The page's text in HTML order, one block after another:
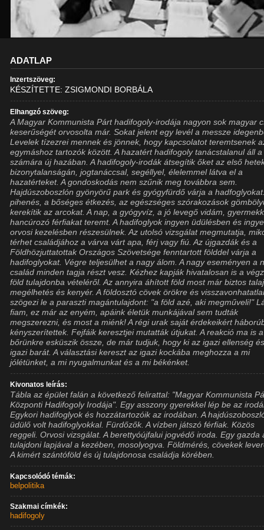
ADATLAP
Inzertszöveg:
KÉSZÍTETTE: ZSIGMONDI BORBÁLA
Elhangzó szöveg:
A Magyar Kommunista Párt hadifogoly-irodája nagyon sok magyar
keserűségét orvosolta már. Sokat jelent egy levél a messze
Levelek tízezrei mennek és jönnek, hogy kapcsolatot teremtsenek
egymáshoz tartozók között. A hazatért hadifogoly tanácstalanul áll a
számára új hazában. A hadifogoly-irodák átsegítik őket az első
bizonytalanságán, jogtanáccsal, segéllyel, élelemmel látva el a
hazatérteket. A gondoskodás nem szűnik meg továbbra sem.
Hajdúszoboszlón gyönyörű park és gyógyfürdő várja a
pihenés, a bőséges étkezés, az egészséges szórakozások
kerekítik az arcokat. A nap, a gyógyvíz, a jó levegő vidám,
hancúrozó férfiakat teremt. A hadifoglyok ingyen üdülésben és
orvosi kezelésben részesülnek. Az utolsó vizsgálat megmutatja,
térhet családjához a várva várt apa, férj vagy fiú. Az újgazdák és a
Földhözjuttatottak Országos Szövetsége fenntartott földdel várja a
hadifoglyokat. Végre teljesülhet a nagy álom. A nagy eseményen a
család minden tagja részt vesz. Kézhez kapják hivatalosan is a
föld tulajdonba vételéről. Az annyira áhított föld most már biztos
megélhetés és kenyér. A földosztó cövek örökre és
szögezi le a paraszti magántulajdont: "a föld azé, aki megműveli!"
fiam, ez már az enyém, apáink életük munkájával sem tudták
megszerezni, és most a miénk! A régi urak saját érdekeikért
kényszerítettek. Fejfáik keresztjei mutatták útjukat. A reakció ma is
bőrünkre esküszik össze, de már tudjuk, hogy ki az igazi ellenség
igazi barát. A választási kereszt az igazi kockába meghozza a mi
jólétünket, a mi nyugalmunkat és a mi békénket.
Kivonatos leírás:
Tábla az épület falán a következő felirattal: "Magyar Kommunista
Központi Hadifogoly Irodája". Egy asszony gyerekkel lép be az
Egykori hadifoglyok és hozzátartozóik az irodában. A
üdülő volt hadifoglyokkal. Fürdőzők. A vízben játszó férfiak. Közös
reggeli. Orvosi vizsgálat. A berettyóújfalui jogvédő iroda. Egy gazda
tulajdoni lapjával a kezében, mosolyogva. Földmérés, cövekek
A kimért szántóföld és új tulajdonosa családja körében.
Kapcsolódó témák:
belpolitika
Szakmai címkék:
hadifogoly